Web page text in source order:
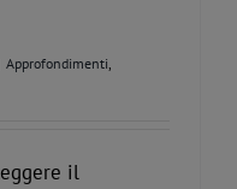
Approfondimenti
il